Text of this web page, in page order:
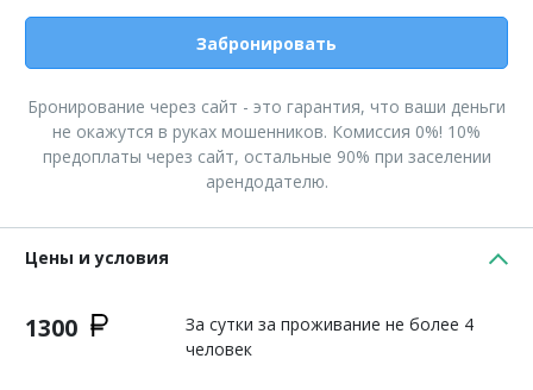
Забронировать
Бронирование через сайт - это гарантия, что ваши деньги
не окажутся в руках мошенников. Комиссия 0%! 10%
предоплаты через сайт, остальные 90% при заселении
арендодателю.
Цены и условия
1300
За сутки за проживание не более 4
человек